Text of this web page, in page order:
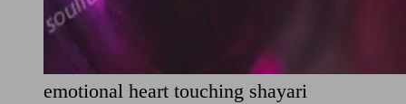
emotional heart touching shayari